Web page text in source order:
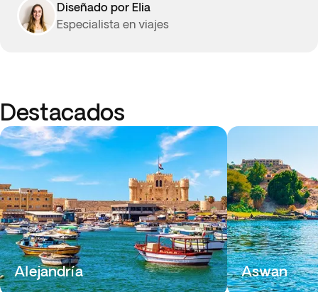
Diseñado por Elia
Especialista en viajes
Destacados
Alejandría Aswan